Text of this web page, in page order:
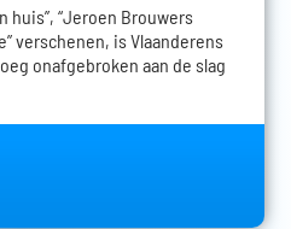
huis”, “Jeroen Brouwers
verschenen, is Vlaanderens
onafgebroken aan de slag